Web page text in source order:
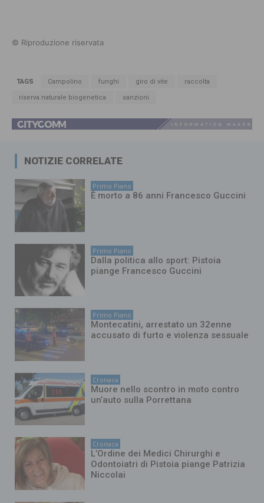
© Riproduzione riservata
TAGS Campolino funghi giro di vite raccolta
riserva naturale biogenetica sanzioni
NOTIZIE CORRELATE
Primo Piano
È morto a 86 anni Francesco Guccini
Primo Piano
Dalla politica allo sport: Pistoia
piange Francesco Guccini
Primo Piano
Montecatini, arrestato un 32enne
accusato di furto e violenza sessuale
Cronaca
Muore nello scontro in moto contro
un’auto sulla Porrettana
Cronaca
L’Ordine dei Medici Chirurghi e
Odontoiatri di Pistoia piange Patrizia
Niccolai